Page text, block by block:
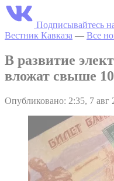
Подписывайтесь
Вестник Кавказа — Все
В развитие
вложат свыше
Опубликовано: 2:35, 7